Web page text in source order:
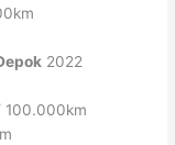
2022
100.000km